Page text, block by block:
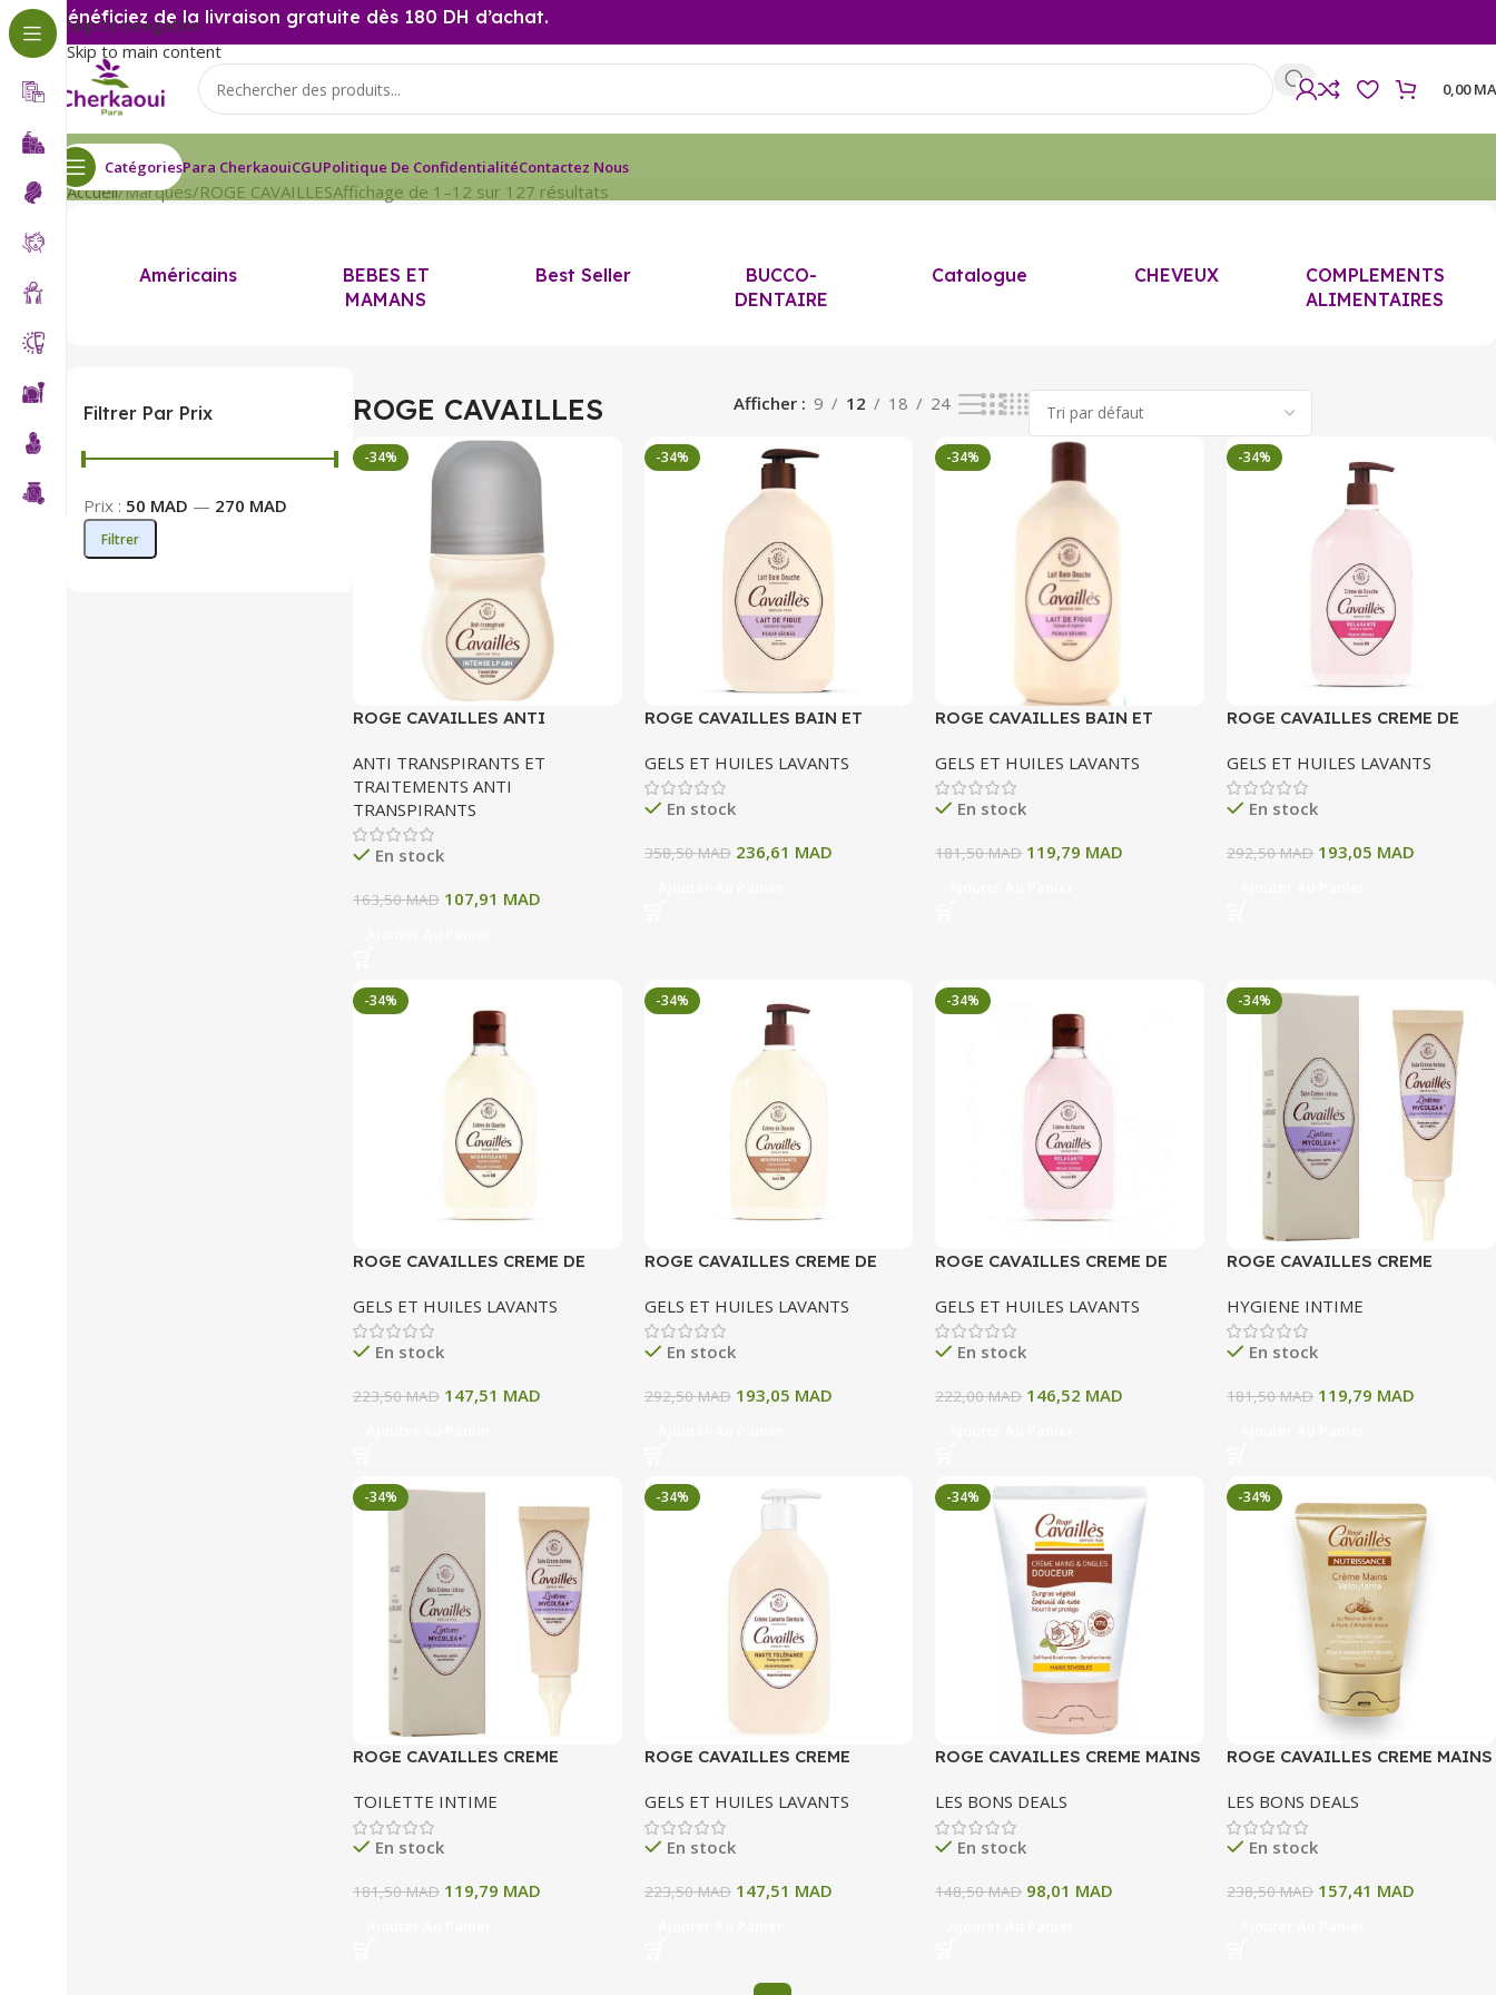
Skip to navigation
Skip to main content
Bénéficiez de la livraison gratuite dès 180 DH d’achat.
0,00
CatégoriesPara CherkaouiCGUPolitique De ConfidentialitéContactez Nous
Accueil Marques ROGE CAVAILLESAffichage de 1–12 sur 127 résultats
Américains
BEBES ET
MAMANS
Best Seller
BUCCO-
DENTAIRE
Catalogue CHEVEUX
COMPLEMENTS
ALIMENTAIRES
Filtrer Par Prix
Filtrer
Prix : 50 MAD — 270 MAD
ROGE CAVAILLES Afficher 9 12 18 24
-34%
ROGE CAVAILLES ANTI
ANTI TRANSPIRANTS ET
TRAITEMENTS ANTI
TRANSPIRANTS
En stock
163,50MAD 107,91 MAD
-34%
ROGE CAVAILLES BAIN ET
FIGUE BIO 1 LITRE
GELS ET HUILES LAVANTS
En stock
358,50MAD 236,61 MAD
-34%
ROGE CAVAILLES BAIN ET
GELS ET HUILES LAVANTS
En stock
181,50MAD 119,79 MAD
-34%
ROGE CAVAILLES CREME DE
ROSE 750 ML
GELS ET HUILES LAVANTS
En stock
292,50MAD 193,05 MAD
-34%
ROGE CAVAILLES CREME DE
ML
GELS ET HUILES LAVANTS
En stock
223,50MAD 147,51 MAD
-34%
ROGE CAVAILLES CREME DE
BEURRE DE KARITE ET
MAGNOLIA 750 ML
GELS ET HUILES LAVANTS
En stock
292,50MAD 193,05 MAD
-34%
ROGE CAVAILLES CREME DE
BIO ET ROSE 250 ML
GELS ET HUILES LAVANTS
En stock
222,00MAD 146,52 MAD
-34%
ROGE CAVAILLES CREME
50ML
HYGIENE INTIME
En stock
181,50MAD 119,79 MAD
-34%
ROGE CAVAILLES CREME
50ML
TOILETTE INTIME
En stock
181,50MAD 119,79 MAD
-34%
ROGE CAVAILLES CREME
TOLERANCE 500 ML
GELS ET HUILES LAVANTS
En stock
223,50MAD 147,51 MAD
-34%
ROGE CAVAILLES CREME MAINS
LES BONS DEALS
En stock
148,50MAD 98,01 MAD
-34%
ROGE CAVAILLES CREME MAINS
LES BONS DEALS
En stock
238,50MAD 157,41 MAD